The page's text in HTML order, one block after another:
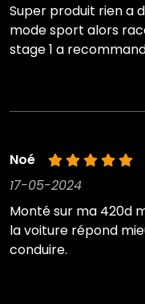
Super produit rien a
mode sport alors
stage 1 a
Noé
17-05-2024
Monté sur ma 420d
la voiture répond
conduire.